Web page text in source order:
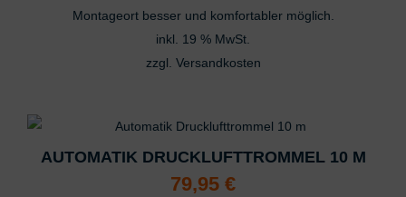
Montageort besser und komfortabler möglich.
inkl. 19 % MwSt.
zzgl. Versandkosten
AUTOMATIK DRUCKLUFTTROMMEL 10 M
79,95 €